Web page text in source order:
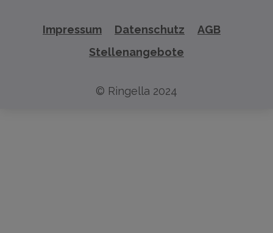
Impressum Datenschutz
AGB
Stellenangebote
© Ringella 2024